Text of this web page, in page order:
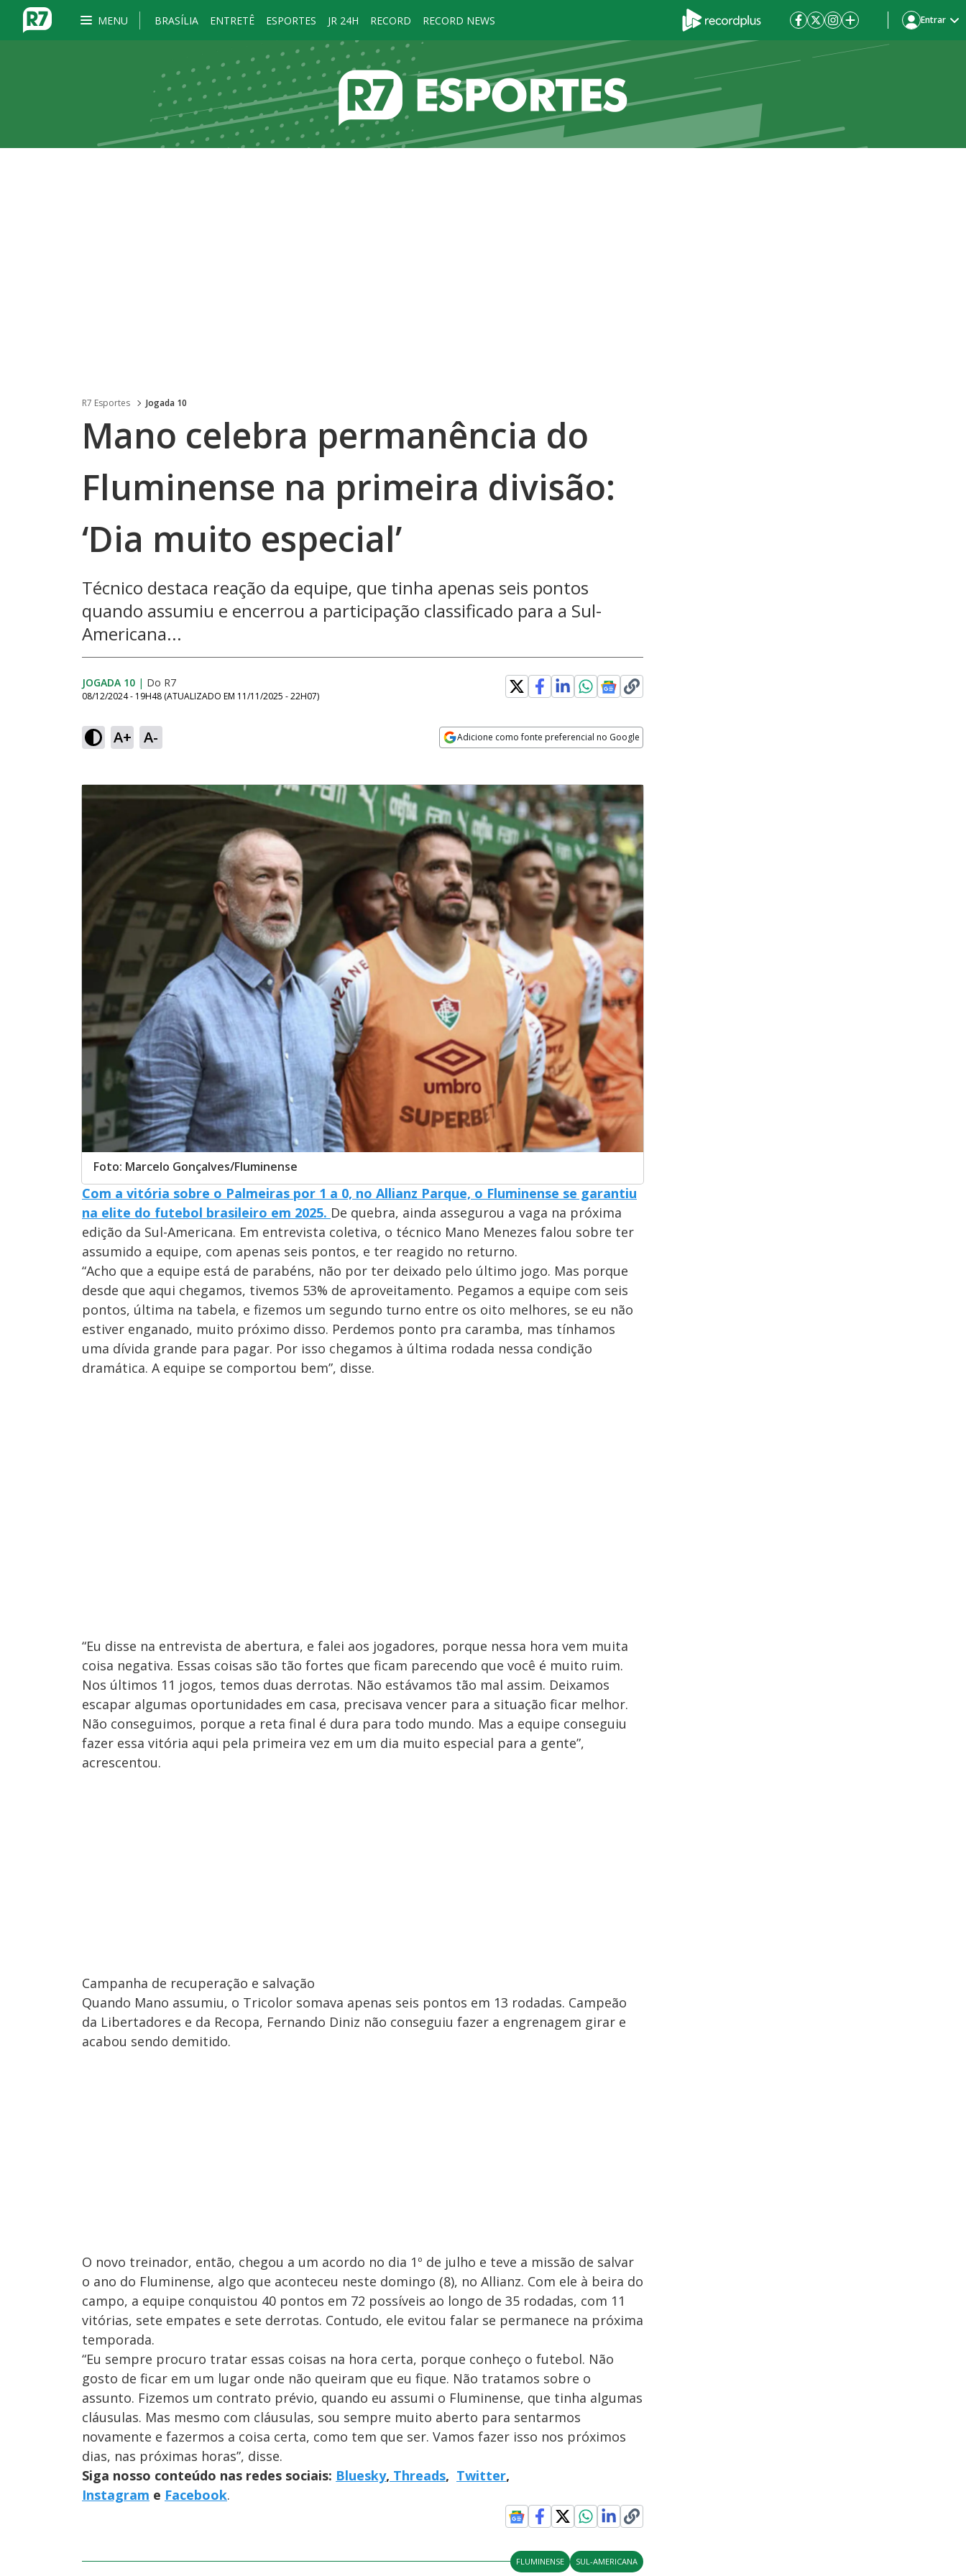
MENU BRASÍLIA ENTRETÊ ESPORTES JR 24H RECORD RECORD NEWS Entrar
R7 Esportes Jogada 10
Mano celebra permanência do
Fluminense na primeira divisão:
‘Dia muito especial’
Técnico destaca reação da equipe, que tinha apenas seis pontos
quando assumiu e encerrou a participação classificado para a Sul-
Americana...
JOGADA 10 | Do R7
08/12/2024 - 19H48 (ATUALIZADO EM 11/11/2025 - 22H07)
A+ A- Adicione como fonte preferencial no Google
Foto: Marcelo Gonçalves/Fluminense
Com a vitória sobre o Palmeiras por 1 a 0, no Allianz Parque, o Fluminense se garantiu
na elite do futebol brasileiro em 2025. De quebra, ainda assegurou a vaga na próxima
edição da Sul-Americana. Em entrevista coletiva, o técnico Mano Menezes falou sobre ter
assumido a equipe, com apenas seis pontos, e ter reagido no returno.
“Acho que a equipe está de parabéns, não por ter deixado pelo último jogo. Mas porque
desde que aqui chegamos, tivemos 53% de aproveitamento. Pegamos a equipe com seis
pontos, última na tabela, e fizemos um segundo turno entre os oito melhores, se eu não
estiver enganado, muito próximo disso. Perdemos ponto pra caramba, mas tínhamos
uma dívida grande para pagar. Por isso chegamos à última rodada nessa condição
dramática. A equipe se comportou bem”, disse.
“Eu disse na entrevista de abertura, e falei aos jogadores, porque nessa hora vem muita
coisa negativa. Essas coisas são tão fortes que ficam parecendo que você é muito ruim.
Nos últimos 11 jogos, temos duas derrotas. Não estávamos tão mal assim. Deixamos
escapar algumas oportunidades em casa, precisava vencer para a situação ficar melhor.
Não conseguimos, porque a reta final é dura para todo mundo. Mas a equipe conseguiu
fazer essa vitória aqui pela primeira vez em um dia muito especial para a gente”,
acrescentou.
Campanha de recuperação e salvação
Quando Mano assumiu, o Tricolor somava apenas seis pontos em 13 rodadas. Campeão
da Libertadores e da Recopa, Fernando Diniz não conseguiu fazer a engrenagem girar e
acabou sendo demitido.
O novo treinador, então, chegou a um acordo no dia 1º de julho e teve a missão de salvar
o ano do Fluminense, algo que aconteceu neste domingo (8), no Allianz. Com ele à beira do
campo, a equipe conquistou 40 pontos em 72 possíveis ao longo de 35 rodadas, com 11
vitórias, sete empates e sete derrotas. Contudo, ele evitou falar se permanece na próxima
temporada.
“Eu sempre procuro tratar essas coisas na hora certa, porque conheço o futebol. Não
gosto de ficar em um lugar onde não queiram que eu fique. Não tratamos sobre o
assunto. Fizemos um contrato prévio, quando eu assumi o Fluminense, que tinha algumas
cláusulas. Mas mesmo com cláusulas, sou sempre muito aberto para sentarmos
novamente e fazermos a coisa certa, como tem que ser. Vamos fazer isso nos próximos
dias, nas próximas horas”, disse.
Siga nosso conteúdo nas redes sociais: Bluesky, Threads, Twitter,
Instagram e Facebook.
FLUMINENSE SUL-AMERICANA